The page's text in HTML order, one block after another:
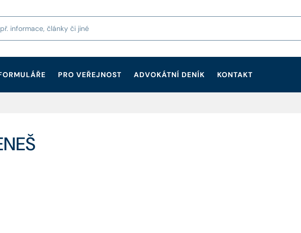
PRO VEŘEJNOST ADVOKÁTNÍ DENÍK
KONTAKT